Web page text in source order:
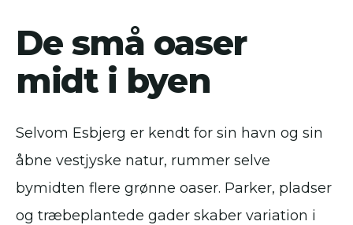
De små oaser
midt i byen
Selvom Esbjerg er kendt for sin havn og sin
åbne vestjyske natur, rummer selve
bymidten flere grønne oaser. Parker, pladser
og træbeplantede gader skaber variation i